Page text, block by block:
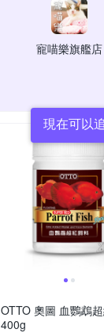
寵喵樂旗艦店
現在可以
OTTO 奧圖 血鸚鵡
400g